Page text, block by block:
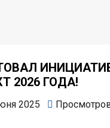
2026 ГОДА!
2025